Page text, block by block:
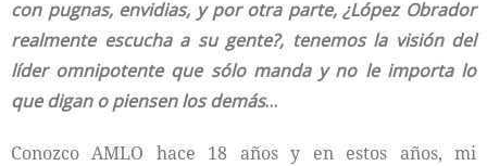
con pugnas, envidias, y por otra parte, ¿López Obrador
realmente escucha a su gente?, tenemos la visión del
líder omnipotente que sólo manda y no le importa lo
que digan o piensen los demás…
Conozco AMLO hace 18 años y en estos años, mi